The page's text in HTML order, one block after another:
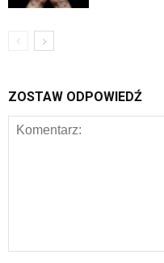
ZOSTAW ODPOWIEDŹ